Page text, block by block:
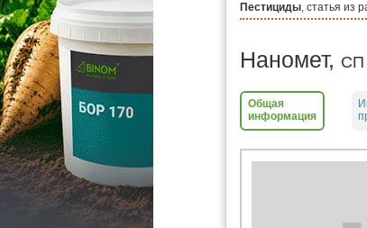
Пестициды, статья из
Наномет, СП
Общая
информация